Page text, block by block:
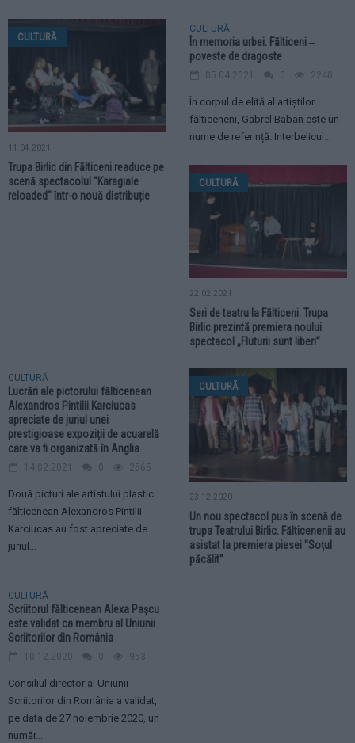
CULTURĂ
11.04.2021
Trupa Birlic din Fălticeni readuce pe
scenă spectacolul "Karagiale
reloaded" într-o nouă distribuție
CULTURĂ
În memoria urbei. Fălticeni ‒
poveste de dragoste
05.04.2021 0 2240
În corpul de elită al artiștilor
fălticeneni, Gabrel Baban este un
nume de referință. Interbelicul...
CULTURĂ
22.02.2021
Seri de teatru la Fălticeni. Trupa
Birlic prezintă premiera noului
spectacol „Fluturii sunt liberi”
CULTURĂ
Lucrări ale pictorului fălticenean
Alexandros Pintilii Karciucas
apreciate de juriul unei
prestigioase expoziții de acuarelă
care va fi organizată în Anglia
14.02.2021 0 2565
Două picturi ale artistului plastic
fălticenean Alexandros Pintilii
Karciucas au fost apreciate de
juriul...
CULTURĂ
23.12.2020
Un nou spectacol pus în scenă de
trupa Teatrului Birlic. Fălticenenii au
asistat la premiera piesei "Soțul
păcălit"
CULTURĂ
Scriitorul fălticenean Alexa Paşcu
este validat ca membru al Uniunii
Scriitorilor din România
10.12.2020 0 953
Consiliul director al Uniunii
Scriitorilor din România a validat,
pe data de 27 noiembrie 2020, un
număr...